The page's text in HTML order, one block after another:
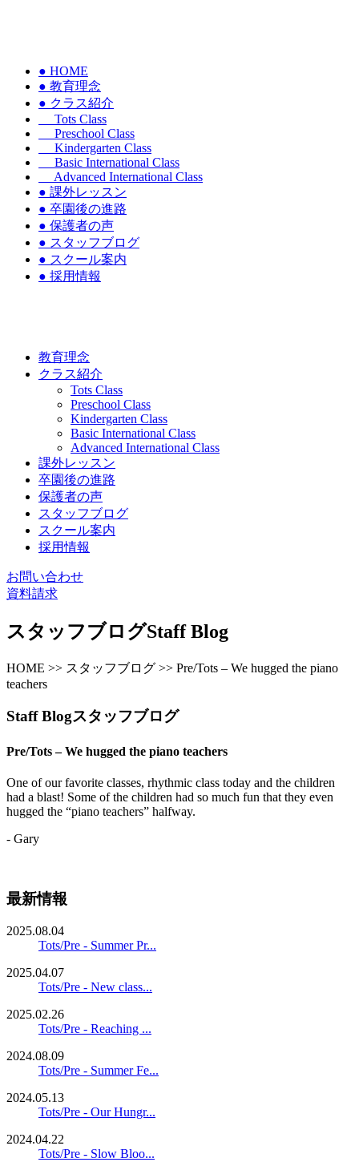
● HOME
● 教育理念
● クラス紹介
Tots Class
Preschool Class
Kindergarten Class
Basic International Class
Advanced International Class
● 課外レッスン
● 卒園後の進路
● 保護者の声
● スタッフブログ
● スクール案内
● 採用情報
教育理念
クラス紹介
Tots Class
Preschool Class
Kindergarten Class
Basic International Class
Advanced International Class
課外レッスン
卒園後の進路
保護者の声
スタッフブログ
スクール案内
採用情報
お問い合わせ
資料請求
スタッフブログStaff Blog
HOME >> スタッフブログ >> Pre/Tots – We hugged the piano
teachers
Staff Blogスタッフブログ
Pre/Tots – We hugged the piano teachers
One of our favorite classes, rhythmic class today and the children
had a blast! Some of the children had so much fun that they even
hugged the “piano teachers” halfway.
- Gary
最新情報
2025.08.04
Tots/Pre - Summer Pr...
2025.04.07
Tots/Pre - New class...
2025.02.26
Tots/Pre - Reaching ...
2024.08.09
Tots/Pre - Summer Fe...
2024.05.13
Tots/Pre - Our Hungr...
2024.04.22
Tots/Pre - Slow Bloo...